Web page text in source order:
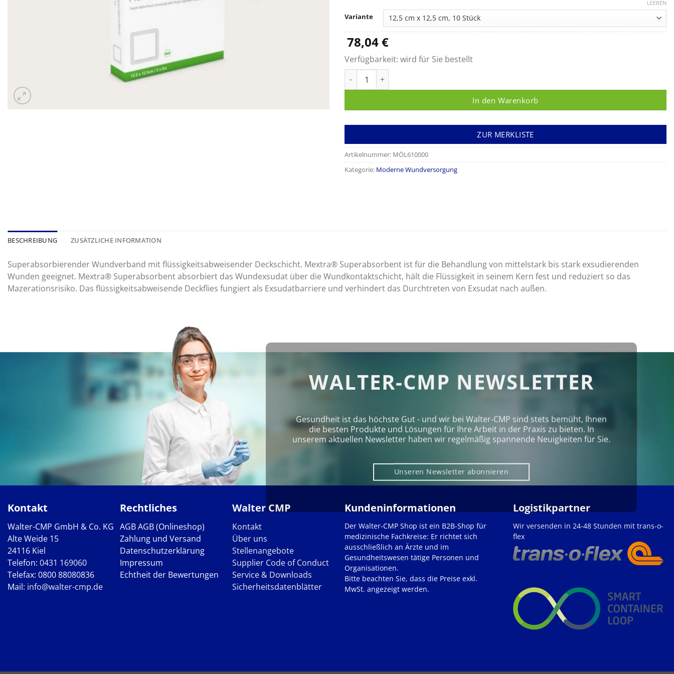
bis
317,99 €
Variante
LEEREN
78,04€
Verfügbarkeit: wird für Sie bestellt
In den Warenkorb
ZUR MERKLISTE
Artikelnummer: MÖL610000
Kategorie: Moderne Wundversorgung
BESCHREIBUNG ZUSÄTZLICHE INFORMATION
Superabsorbierender Wundverband mit flüssigkeitsabweisender Deckschicht. Mextra® Superabsorbent ist für die Behandlung von mittelstark bis stark exsudierenden
Wunden geeignet. Mextra® Superabsorbent absorbiert das Wundexsudat über die Wundkontaktschicht, hält die Flüssigkeit in seinem Kern fest und reduziert so das
Mazerationsrisiko. Das flüssigkeitsabweisende Deckflies fungiert als Exsudatbarriere und verhindert das Durchtreten von Exsudat nach außen.
WALTER-CMP NEWSLETTER
Gesundheit ist das höchste Gut - und wir bei Walter‑CMP sind stets bemüht, Ihnen
die besten Produkte und Lösungen für Ihre Arbeit in der Praxis zu bieten. In
unserem aktuellen Newsletter haben wir regelmäßig spannende Neuigkeiten für Sie.
Unseren Newsletter abonnieren
Kontakt
Walter-CMP GmbH & Co. KG
Alte Weide 15
24116 Kiel
Telefon: 0431 169060
Telefax: 0800 88080836
Mail: info@walter-cmp.de
Rechtliches
AGBAGB (Onlineshop)
Zahlung und Versand
Datenschutzerklärung
Impressum
Echtheit der Bewertungen
Walter CMP
Kontakt
Über uns
Stellenangebote
Supplier Code of Conduct
Service & Downloads
Sicherheitsdatenblätter
Kundeninformationen
Der Walter-CMP Shop ist ein B2B-Shop für
medizinische Fachkreise: Er richtet sich
ausschließlich an Ärzte und im
Gesundheitswesen tätige Personen und
Organisationen.
Bitte beachten Sie, dass die Preise exkl.
MwSt. angezeigt werden.
Logistikpartner
Wir versenden in 24-48 Stunden mit trans-o-
flex